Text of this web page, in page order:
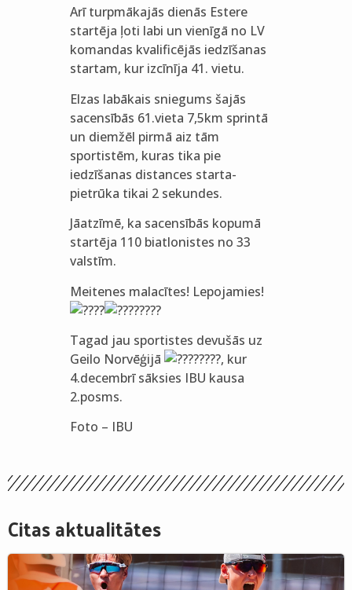
Arī turpmākajās dienās Estere
startēja ļoti labi un vienīgā no LV
komandas kvalificējās iedzīšanas
startam, kur izcīnīja 41. vietu.
Elzas labākais sniegums šajās
sacensībās 61.vieta 7,5km sprintā
un diemžēl pirmā aiz tām
sportistēm, kuras tika pie
iedzīšanas distances starta-
pietrūka tikai 2 sekundes.
Jāatzīmē, ka sacensībās kopumā
startēja 110 biatlonistes no 33
valstīm.
Meitenes malacītes! Lepojamies!
Tagad jau sportistes devušās uz
Geilo Norvēģijā
, kur
4.decembrī sāksies IBU kausa
2.posms.
Foto – IBU
Citas aktualitātes